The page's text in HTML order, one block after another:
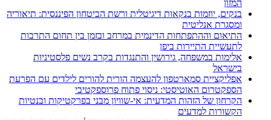
המזון
בנקים, יוזמות בנקאות דיגיטלית ורשת הביטחון הפיננסית: תיאוריה
ומסגרת אנליטית
התיאום וההתפתחות הדינמית במרחב ובזמן בין תחום התרבות
לתעשיית התיירות ביפן
אלימות במשפחה, גירושין והתנגדות בקרב נשים פלסטיניות
בישראל
אפליקציית סמארטפון להעצמה הורית להורים לילדים עם הפרעת
הספקטרום האוטיסטי: ניסוי פתוח פרוספקטיבי
הקרחון של הזהות המדעית: אי-שוויון מבני בפרקטיקות ובנטיות
הקשורות למדעים